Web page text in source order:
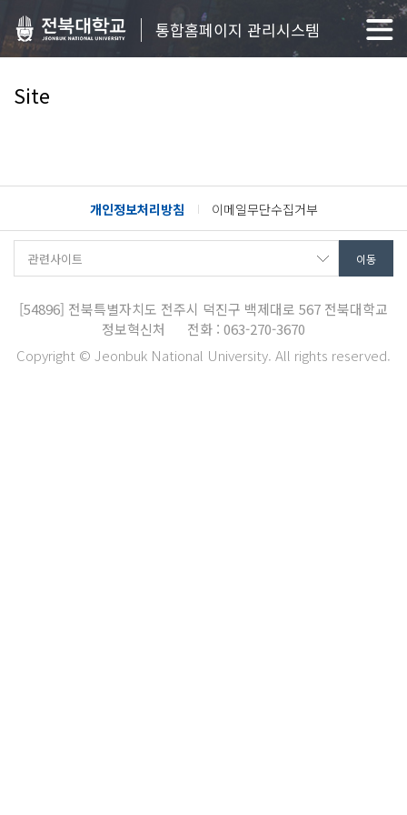
통합홈페이지 관리시스템
Site
개인정보처리방침 이메일무단수집거부
[54896] 전북특별자치도 전주시 덕진구 백제대로 567 전북대학교
정보혁신처
전화 : 063-270-3670
Copyright © Jeonbuk National University. All rights reserved.